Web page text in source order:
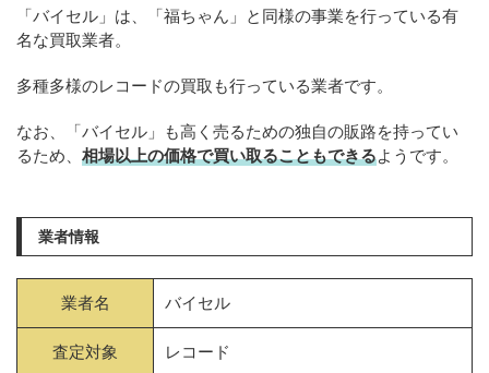
「バイセル」は、「福ちゃん」と同様の事業を行っている有
名な買取業者。
多種多様のレコードの買取も行っている業者です。
なお、「バイセル」も高く売るための独自の販路を持ってい
るため、 相場以上の価格で買い取ることもできるようです。
業者情報
業者名 バイセル
査定対象 レコード